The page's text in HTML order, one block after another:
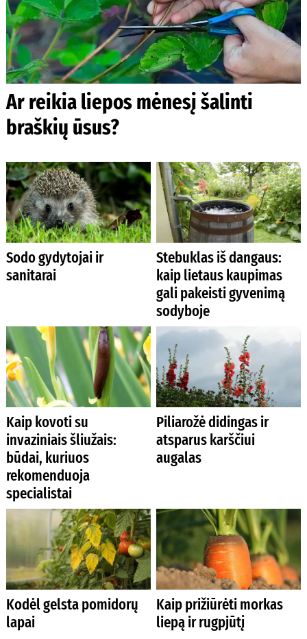
Ar reikia liepos mėnesį šalinti
braškių ūsus?
Sodo gydytojai ir
sanitarai
Stebuklas iš dangaus:
kaip lietaus kaupimas
gali pakeisti gyvenimą
sodyboje
Kaip kovoti su
invaziniais šliužais:
būdai, kuriuos
rekomenduoja
specialistai
Piliarožė didingas ir
atsparus karščiui
augalas
Kodėl gelsta pomidorų
lapai
Kaip prižiūrėti morkas
liepą ir rugpjūtį